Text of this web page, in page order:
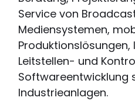
Service von
Mediensystemen,
Produktionslösungen,
Leitstellen- und
Softwareentwicklung
Industrieanlagen.